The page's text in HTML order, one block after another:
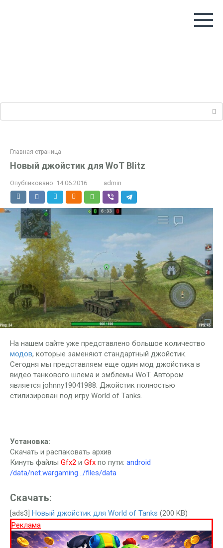
Главная страница
Новый джойстик для WoT Blitz
Опубликовано: 14.06.2016 admin
На нашем сайте уже представлено большое количество
модов, которые заменяют стандартный джойстик.
Сегодня мы представляем еще один мод джойстика в
видео танкового шлема и эмблемы WoT. Автором
является johnny19041988. Джойстик полностью
стилизирован под игру World of Tanks.
Установка:
Скачать и распаковать архив
Кинуть файлы Gfx2 и Gfx по пути: android
/data/net.wargaming…/files/data
Скачать:
[ads3] Новый джойстик для World of Tanks (200 KB)
Реклама